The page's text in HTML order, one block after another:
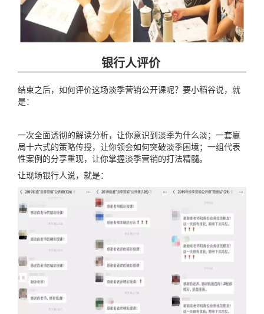
银行人评价
结束之后，如何评价这场淡季营销公开课呢？要小稻谷说，就
是：
一次全面透彻的解读分析，让你意识到淡季为什么淡；一套赢
局十六式的策略传授，让你领会如何突破淡季困境；一组代表
性案例的分享重现，让你掌握淡季营销的打法精髓。
让现场银行人说，就是：